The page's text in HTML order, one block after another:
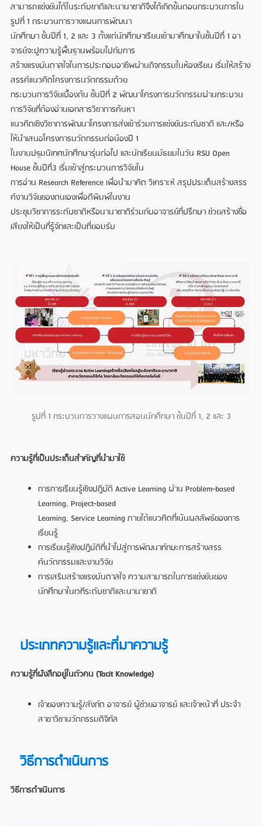
สามารถแขงขันไดในระดับชาติและนานาชาติจึงไดเกิดขั้นตอนกระบวนการใน
รูปที่ 1 กระบวนการวางแผนการพัฒนา
นักศึกษา ชั้นปที่ 1, 2 และ 3 ตั้งแตนักศึกษาเรียนเขามาศึกษาในชั้นปที่ 1 อา
จารยจะปูความรูพื้นฐานพรอมไปกับการ
สรางแรงบันดาลใจในการประกอบอาชีพผานกิจกรรมในหองเรียน เริ่มใหสราง
สรรคแนวคิดโครงการนวัตกรรมดวย
กระบวนการวิจัยเบื้องตน ชั้นปที่ 2 พัฒนาโครงการนวัตกรรมผานกระบวน
การวิจัยที่ตองอานเอกสารวิชาการคนหา
แนวคิดเชิงวิชาการพัฒนาโครงการสงเขารวมการแขงขันระดับชาติ และ/หรือ
ใหนําเสนอโครงการนวัตกรรมตอนองป 1
ในงานปฐมนิเทศนักศึกษารุนตอไป และนักเรียนมัธยมในวัน RSU Open
House ชั้นปที่3 เริ่มเขาสูกระบวนการวิจัยใน
การอาน Research Reference เพื่อนํามาคิด วิเคราะห สรุปประเด็นสรางสรร
คงานวิจัยของตนเองเพื่อตีพิมพในงาน
ประชุมวิชาการระดับชาติหรือนานาชาติรวมกับอาจารยที่ปรึกษา ชวยสรางชื่อ
เสียงใหเปนที่รูจักและเปนที่ยอมรับ
รูปที่ 1 กระบวนการวางแผนการสอนนักศึกษา ชั้นปที่ 1, 2 และ 3
ความรู้ที่เป็นประเด็นสำคัญที่นำมาใช้
การการเรียนรูเชิงปฏิบัติ Active Learning ผาน Problem-based
Learning, Project-based
Learning, Service Learning ภายใตแนวคิดที่เนนผลลัพธของการ
เรียนรู
การเรียนรูเชิงปฏิบัติที่นําไปสูการพัฒนาทักษะการสรางสรร
คนวัตกรรมและงานวิจัย
การเสริมสรางแรงบันดาลใจ ความสามารถในการแขงขันของ
นักศึกษาในเวทีระดับชาติและนานาชาติ
ประเภทความรู้และที่มาความรู้
ความรูที่ฝงลึกอยูในตัวคน (Tacit Knowledge)
เจาของความรู/สังกัด อาจารย ผูชวยอาจารย และเจาหนาที่ ประจํา
สาขาวิชานวัตกรรมดิจิทัล
วิธีการดำเนินการ
วิธีการดําเนินการ